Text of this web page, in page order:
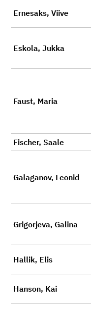
Ernesaks, Viive
Eskola, Jukka
Faust, Maria
Fischer, Saale
Galaganov, Leonid
Grigorjeva, Galina
Hallik, Elis
Hanson, Kai